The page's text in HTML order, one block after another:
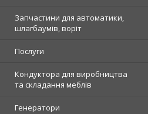
Запчастини для автоматики,
шлагбаумів, воріт
Послуги
Кондуктора для виробництва
та складання меблів
Генератори